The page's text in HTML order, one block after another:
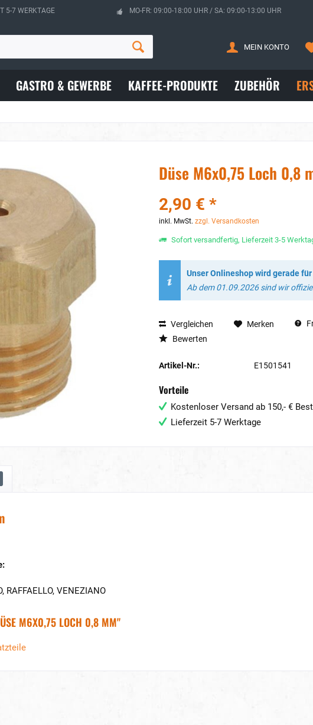
5-7 WERKTAGE MO-FR: 09:00-18:00 UHR / SA: 09:00-13:00 UHR
MEIN KONTO
GASTRO & GEWERBE KAFFEE-PRODUKTE ZUBEHÖR
Düse M6x0,75 Loch 0,8
2,90 € *
inkl. MwSt. zzgl. Versandkosten
Sofort versandfertig, Lieferzeit 3-5
Unser Onlineshop wird gerade
Ab dem 01.09.2026 sind wir
Vergleichen Merken
Bewerten
Artikel-Nr.: E1501541
Vorteile
Kostenloser Versand ab 150,- €
Lieferzeit 5-7 Werktage
RAFFAELLO, VENEZIANO
M6X0,75 LOCH 0,8 MM"